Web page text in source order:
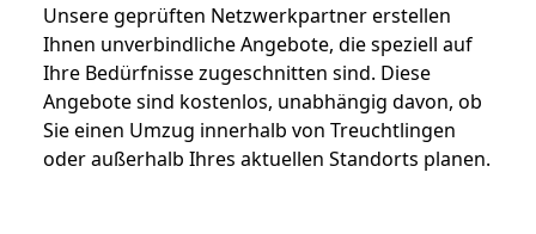
Unsere geprüften Netzwerkpartner erstellen
Ihnen unverbindliche Angebote, die speziell auf
Ihre Bedürfnisse zugeschnitten sind. Diese
Angebote sind kostenlos, unabhängig davon, ob
Sie einen Umzug innerhalb von Treuchtlingen
oder außerhalb Ihres aktuellen Standorts planen.